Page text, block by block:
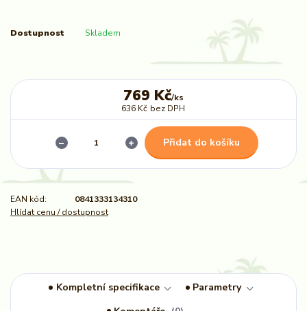
Dostupnost Skladem
769 Kč/ks
636 Kč bez DPH
Přidat do košíku
EAN kód:
0841333134310
Hlídat cenu / dostupnost
Kompletní specifikace
Parametry